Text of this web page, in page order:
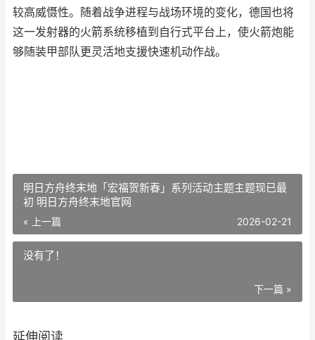
较高威慑性。随着战争进程与战场环境的变化，德国也将
这一发射器的火箭系统移植到自行式平台上，使火箭炮能
够随装甲部队更灵活地支援快速机动作战。
明日方舟终末地「宏福贺新春」系列活动主题主题现已最
初 明日方舟终末地官网
« 上一篇 2026-02-21
没有了！
下一篇 »
延伸阅读